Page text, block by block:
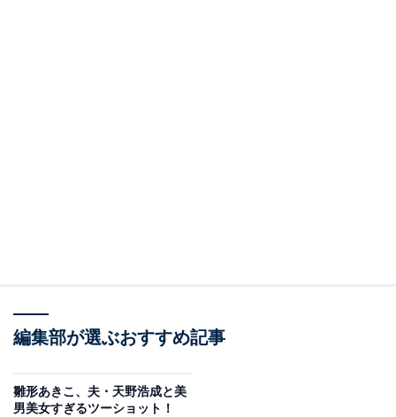
編集部が選ぶおすすめ記事
雛形あきこ、夫・天野浩成と美
男美女すぎるツーショット！